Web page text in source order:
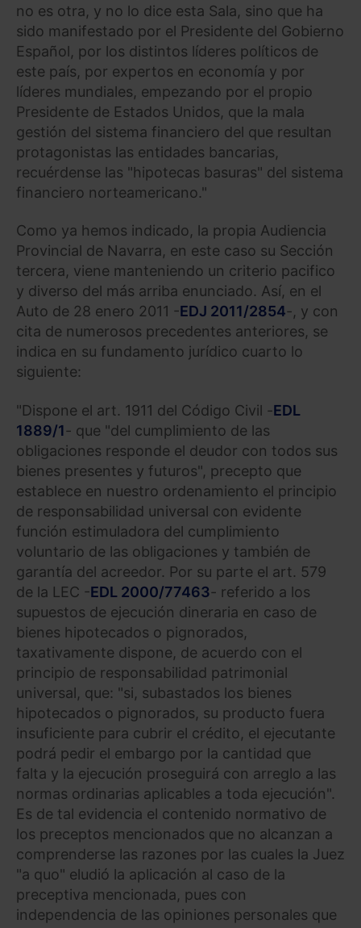
no es otra, y no lo dice esta Sala, sino que ha
sido manifestado por el Presidente del Gobierno
Español, por los distintos líderes políticos de
este país, por expertos en economía y por
líderes mundiales, empezando por el propio
Presidente de Estados Unidos, que la mala
gestión del sistema financiero del que resultan
protagonistas las entidades bancarias,
recuérdense las "hipotecas basuras" del sistema
financiero norteamericano."
Como ya hemos indicado, la propia Audiencia
Provincial de Navarra, en este caso su Sección
tercera, viene manteniendo un criterio pacifico
y diverso del más arriba enunciado. Así, en el
Auto de 28 enero 2011 -EDJ 2011/2854-, y con
cita de numerosos precedentes anteriores, se
indica en su fundamento jurídico cuarto lo
siguiente:
"Dispone el art. 1911 del Código Civil -EDL
1889/1- que "del cumplimiento de las
obligaciones responde el deudor con todos sus
bienes presentes y futuros", precepto que
establece en nuestro ordenamiento el principio
de responsabilidad universal con evidente
función estimuladora del cumplimiento
voluntario de las obligaciones y también de
garantía del acreedor. Por su parte el art. 579
de la LEC -EDL 2000/77463- referido a los
supuestos de ejecución dineraria en caso de
bienes hipotecados o pignorados,
taxativamente dispone, de acuerdo con el
principio de responsabilidad patrimonial
universal, que: "si, subastados los bienes
hipotecados o pignorados, su producto fuera
insuficiente para cubrir el crédito, el ejecutante
podrá pedir el embargo por la cantidad que
falta y la ejecución proseguirá con arreglo a las
normas ordinarias aplicables a toda ejecución".
Es de tal evidencia el contenido normativo de
los preceptos mencionados que no alcanzan a
comprenderse las razones por las cuales la Juez
"a quo" eludió la aplicación al caso de la
preceptiva mencionada, pues con
independencia de las opiniones personales que